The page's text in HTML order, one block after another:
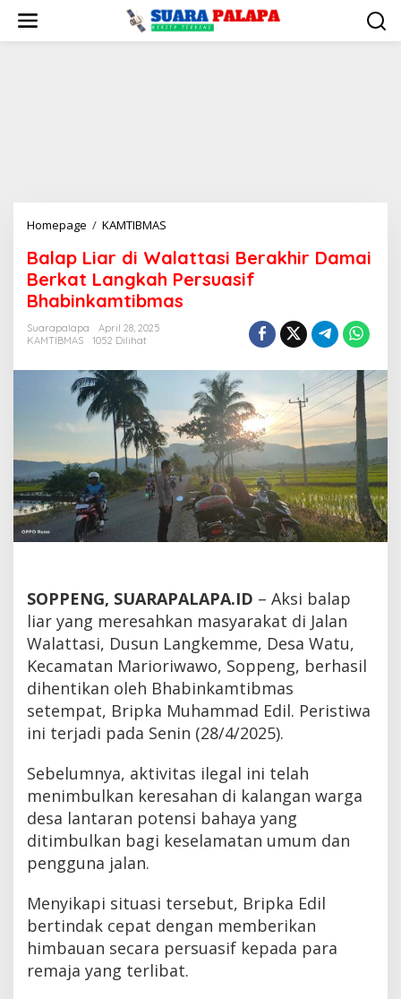
konten
Homepage / KAMTIBMAS
di
Walattasi
Berakhir
Persuasif
Bhabinkamtibmas
Balap Liar di Walattasi Berakhir Damai
Berkat Langkah Persuasif
Bhabinkamtibmas
Suarapalapa
April 28, 2025
KAMTIBMAS
1052 Dilihat
SOPPENG, SUARAPALAPA.ID – Aksi balap
liar yang meresahkan masyarakat di Jalan
Walattasi, Dusun Langkemme, Desa Watu,
Kecamatan Marioriwawo, Soppeng, berhasil
dihentikan oleh Bhabinkamtibmas
setempat, Bripka Muhammad Edil. Peristiwa
ini terjadi pada Senin (28/4/2025).
Sebelumnya, aktivitas ilegal ini telah
menimbulkan keresahan di kalangan warga
desa lantaran potensi bahaya yang
ditimbulkan bagi keselamatan umum dan
pengguna jalan.
Menyikapi situasi tersebut, Bripka Edil
bertindak cepat dengan memberikan
himbauan secara persuasif kepada para
remaja yang terlibat.